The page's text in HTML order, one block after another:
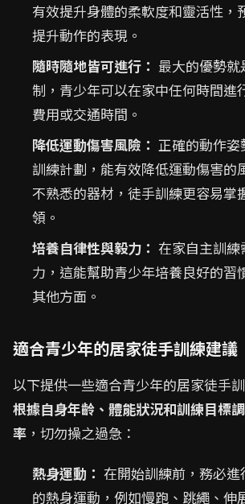
有效提升身體的柔軟度和靈活性，
提升動作的表現。
隨時隨地皆可進行： 最大的優勢
制，青少年可以在家中任何時間進
費用或交通時間。
降低運動傷害風險： 正確的動作
訓練計劃，能有效降低運動傷害的
不熟悉的器材，徒手訓練更容易掌
領。
培養自律性與毅力： 在家自主訓
力，這能幫助青少年培養良好的習
其他方面。
適合青少年的居家徒手訓練建議
以下提供一些適合青少年的居家徒手
根據自身年齡、體能狀況和訓練目標
率 ，切勿操之過急：
熱身運動： 在開始訓練前，務必進
的熱身運動，例如慢跑、跳繩、伸